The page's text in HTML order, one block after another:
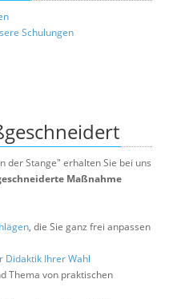
Schulungen
der Stange" erhalten Sie bei uns
Maßnahme
, die Sie ganz frei anpassen
Didaktik Ihrer Wahl
Thema von praktischen